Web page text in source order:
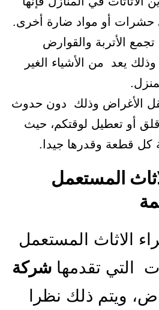
حشرات أو مواد ضارة أخرى.
تجمع الأتربة والقوارض
وذلك يعد من الأشياء الغير
الأغراض وذلك دون حدوث
أو تعطيل لوقتكم، حيث
كل قطعة وقدرها جيدا.
المستعمل
الاثاث المستعمل
التي تقدمها شركة
ويتم ذلك نظرا